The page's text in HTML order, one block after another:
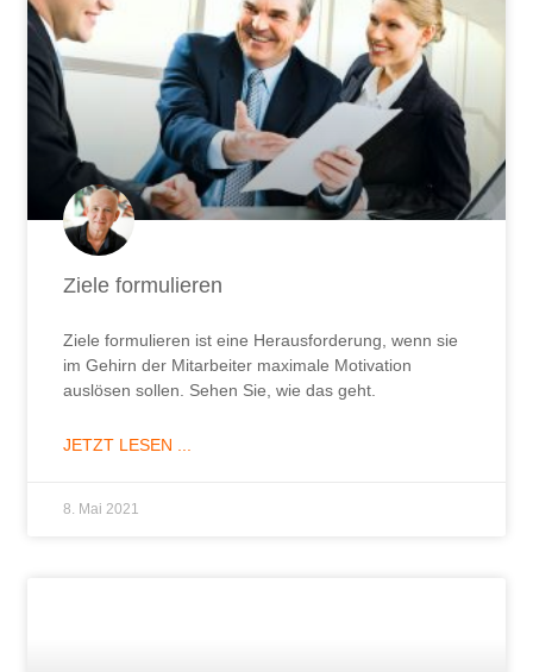
Ziele formulieren
Ziele formulieren ist eine Herausforderung, wenn sie
im Gehirn der Mitarbeiter maximale Motivation
auslösen sollen. Sehen Sie, wie das geht.
JETZT LESEN ...
8. Mai 2021